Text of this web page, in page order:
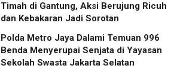
Timah di Gantung, Aksi Berujung Ricuh
dan Kebakaran Jadi Sorotan
Polda Metro Jaya Dalami Temuan 996
Benda Menyerupai Senjata di Yayasan
Sekolah Swasta Jakarta Selatan